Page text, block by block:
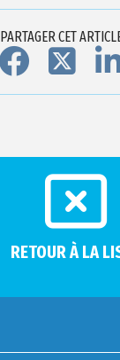
PARTAGER CET
RETOUR À LA